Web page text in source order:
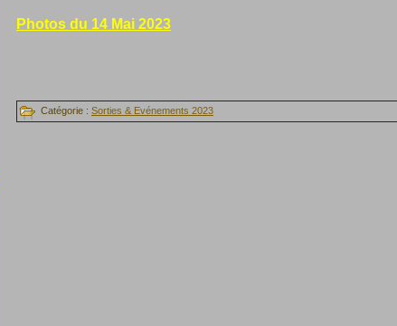
Photos du 14 Mai 2023
Catégorie : Sorties & Evénements 2023